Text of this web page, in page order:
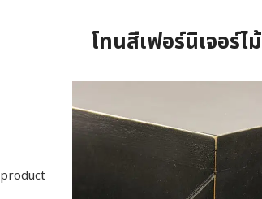
โทนสีเฟอร์นิเจอร์ไม้